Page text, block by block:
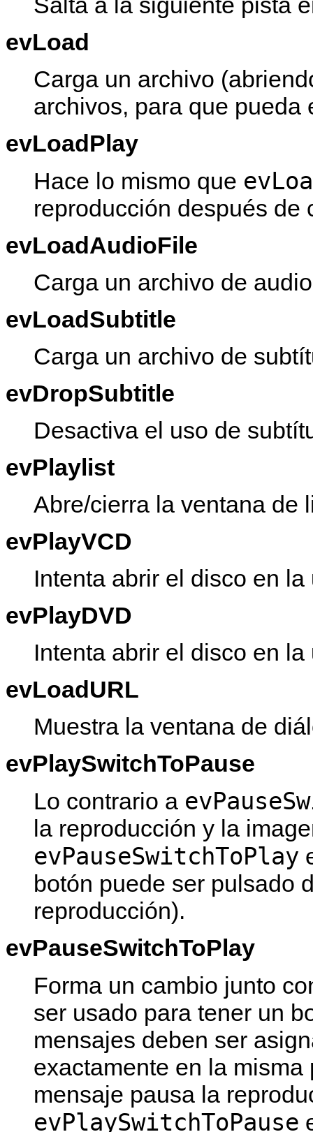
evLoad
Carga un archivo
archivos, para que pueda
evLoadPlay
Hace lo mismo que
reproducción después de
evLoadAudioFile
Carga un archivo de
evLoadSubtitle
Carga un archivo de
evDropSubtitle
Desactiva el uso de
evPlaylist
Abre/cierra la ventana de
evPlayVCD
Intenta abrir el disco en
evPlayDVD
Intenta abrir el disco en
evLoadURL
Muestra la ventana de
evPlaySwitchToPause
Lo contrario a
la reproducción y la
evPauseSwitchToPlay
botón puede ser pulsado
reproducción).
evPauseSwitchToPlay
Forma un cambio junto
ser usado para tener un
mensajes deben ser
exactamente en la
mensaje pausa la
evPlaySwitchToPause